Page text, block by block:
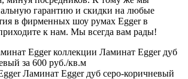
гарантию и скидки на любые
в фирменных шоу румах Egger в
к нам. Мы всегда вам рады!
Egger коллекции Ламинат Egger дуб
за 600 руб./кв.м
Ламинат Egger дуб серо-коричневый